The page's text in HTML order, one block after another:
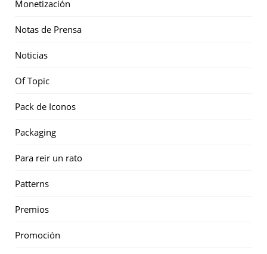
Monetización
Notas de Prensa
Noticias
Of Topic
Pack de Iconos
Packaging
Para reir un rato
Patterns
Premios
Promoción